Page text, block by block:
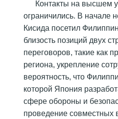
Контакты на высшем
ограничились. В начале
Кисида посетил
близость позиций двух
переговоров, такие как
региона, укрепление
вероятность, что
которой Япония
сфере обороны и
проведение совместных